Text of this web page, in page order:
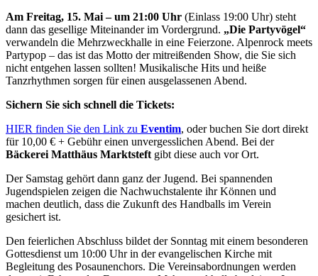
Am Freitag, 15. Mai – um 21:00 Uhr (Einlass 19:00 Uhr) steht
dann das gesellige Miteinander im Vordergrund. „Die Partyvögel“
verwandeln die Mehrzweckhalle in eine Feierzone. Alpenrock meets
Partypop – das ist das Motto der mitreißenden Show, die Sie sich
nicht entgehen lassen sollten! Musikalische Hits und heiße
Tanzrhythmen sorgen für einen ausgelassenen Abend.
Sichern Sie sich schnell die Tickets:
HIER finden Sie den Link zu Eventim, oder buchen Sie dort direkt
für 10,00 € + Gebühr einen unvergesslichen Abend. Bei der
Bäckerei Matthäus Marktsteftgibt diese auch vor Ort.
Der Samstag gehört dann ganz der Jugend. Bei spannenden
Jugendspielen zeigen die Nachwuchstalente ihr Können und
machen deutlich, dass die Zukunft des Handballs im Verein
gesichert ist.
Den feierlichen Abschluss bildet der Sonntag mit einem besonderen
Gottesdienst um 10:00 Uhr in der evangelischen Kirche mit
Begleitung des Posaunenchors. Die Vereinsabordnungen werden